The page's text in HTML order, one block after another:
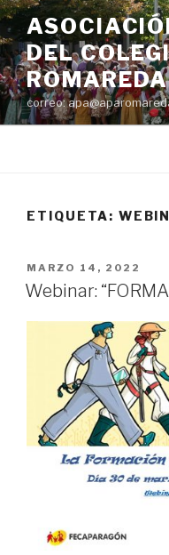
Saltar
al
contenido
DEL
ROMAREDA
correo:
ETIQUETA:
PUBLICADO
EL
MARZO 14, 2022
Webinar: